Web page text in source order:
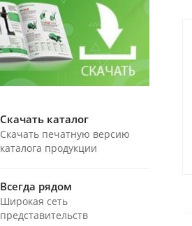
Скачать каталог
Скачать печатную версию
каталога продукции
Всегда рядом
Широкая сеть
представительств